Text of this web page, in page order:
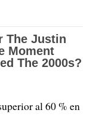
al 60 % en